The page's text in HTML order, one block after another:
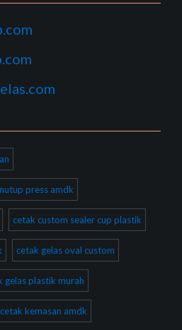
press amdk
cetak custom sealer cup plastik
cetak gelas oval custom
gelas plastik murah
cetak kemasan amdk